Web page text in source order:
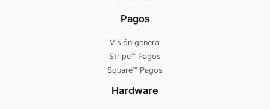
Pagos
Visión general
Stripe™ Pagos
Square™ Pagos
Hardware